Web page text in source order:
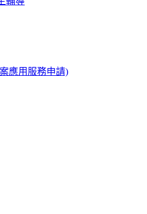
應用服務申請)